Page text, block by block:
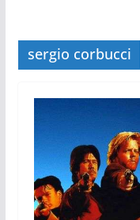
sergio corbucci